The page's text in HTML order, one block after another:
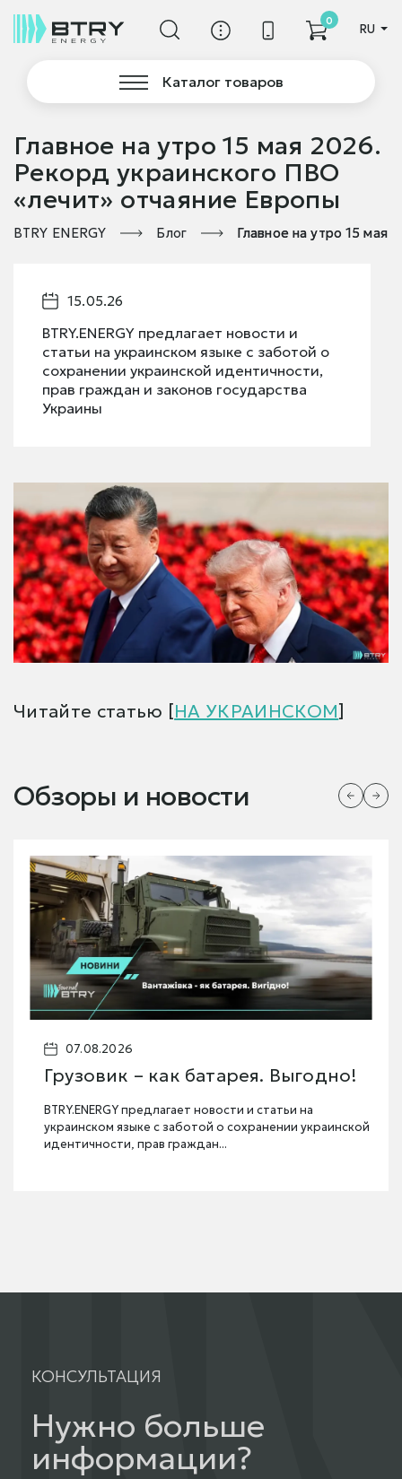
0
RU
Каталог товаров
Главное на утро 15 мая 2026.
Рекорд украинского ПВО
«лечит» отчаяние Европы
BTRY ENERGY Блог Главное на утро 15 мая
15.05.26
BTRY.ENERGY предлагает новости и
статьи на украинском языке с заботой о
сохранении украинской идентичности,
прав граждан и законов государства
Украины
Читайте статью [НА УКРАИНСКОМ]
Обзоры и новости
07.08.2026
Грузовик – как батарея. Выгодно!
BTRY.ENERGY предлагает новости и статьи на
украинском языке с заботой о сохранении украинской
идентичности, прав граждан...
КОНСУЛЬТАЦИЯ
Нужно больше
информации?